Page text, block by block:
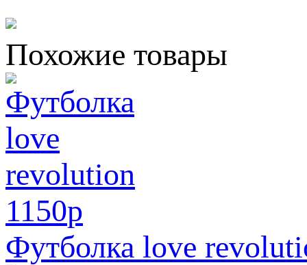
Похожие товары
1150p
Футболка love